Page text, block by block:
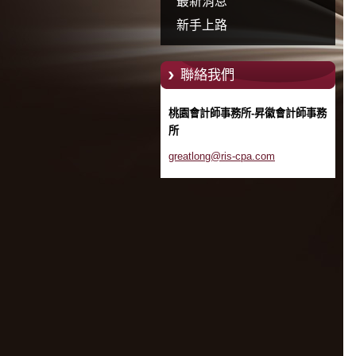
所、復興會計師事務
所-昇徽會計師事務所
新手上路
聯絡我們
桃園會計師事務所-昇徽會計師事務
所
greatlong@ris-cpa.com